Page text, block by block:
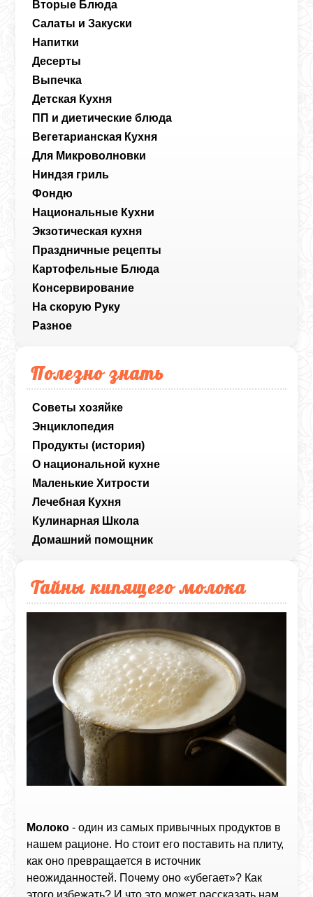
Вторые Блюда
Салаты и Закуски
Напитки
Десерты
Выпечка
Детская Кухня
ПП и диетические блюда
Вегетарианская Кухня
Для Микроволновки
Ниндзя гриль
Фондю
Национальные Кухни
Экзотическая кухня
Праздничные рецепты
Картофельные Блюда
Консервирование
На скорую Руку
Разное
Полезно знать
Советы хозяйке
Энциклопедия
Продукты (история)
О национальной кухне
Маленькие Хитрости
Лечебная Кухня
Кулинарная Школа
Домашний помощник
Тайны кипящего молока
Молоко - один из самых привычных продуктов в
нашем рационе. Но стоит его поставить на плиту,
как оно превращается в источник
неожиданностей. Почему оно «убегает»? Как
этого избежать? И что это может рассказать нам